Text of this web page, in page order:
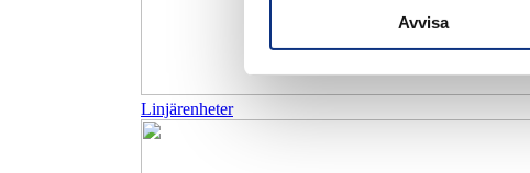
Avvisa
Linjärenheter